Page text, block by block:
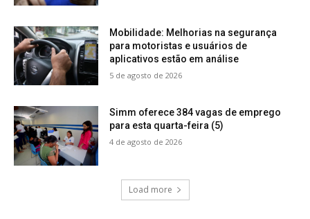
Mobilidade: Melhorias na segurança
para motoristas e usuários de
aplicativos estão em análise
5 de agosto de 2026
Simm oferece 384 vagas de emprego
para esta quarta-feira (5)
4 de agosto de 2026
Load more